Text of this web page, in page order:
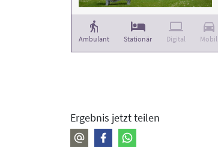
Ambulant Stationär Digital Mobil
Ergebnis jetzt teilen